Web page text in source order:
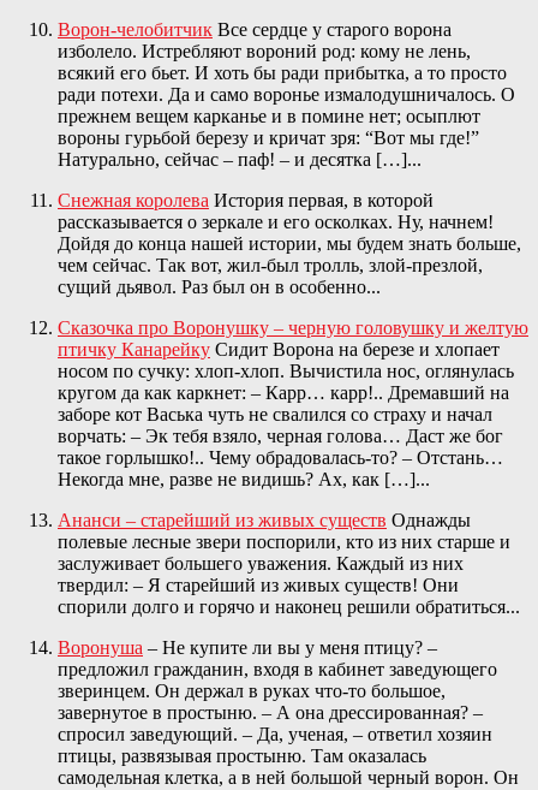
Ворон-челобитчик Все сердце у старого ворона
изболело. Истребляют вороний род: кому не лень,
всякий его бьет. И хоть бы ради прибытка, а то просто
ради потехи. Да и само воронье измалодушничалось. О
прежнем вещем карканье и в помине нет; осыплют
вороны гурьбой березу и кричат зря: “Вот мы где!”
Натурально, сейчас – паф! – и десятка […]...
Снежная королева История первая, в которой
рассказывается о зеркале и его осколках. Ну, начнем!
Дойдя до конца нашей истории, мы будем знать больше,
чем сейчас. Так вот, жил-был тролль, злой-презлой,
сущий дьявол. Раз был он в особенно...
Сказочка про Воронушку – черную головушку и желтую
птичку Канарейку Сидит Ворона на березе и хлопает
носом по сучку: хлоп-хлоп. Вычистила нос, оглянулась
кругом да как каркнет: – Карр… карр!.. Дремавший на
заборе кот Васька чуть не свалился со страху и начал
ворчать: – Эк тебя взяло, черная голова… Даст же бог
такое горлышко!.. Чему обрадовалась-то? – Отстань…
Некогда мне, разве не видишь? Ах, как […]...
Ананси – старейший из живых существ Однажды
полевые лесные звери поспорили, кто из них старше и
заслуживает большего уважения. Каждый из них
твердил: – Я старейший из живых существ! Они
спорили долго и горячо и наконец решили обратиться...
Воронуша – Не купите ли вы у меня птицу? –
предложил гражданин, входя в кабинет заведующего
зверинцем. Он держал в руках что-то большое,
завернутое в простыню. – А она дрессированная? –
спросил заведующий. – Да, ученая, – ответил хозяин
птицы, развязывая простыню. Там оказалась
самодельная клетка, а в ней большой черный ворон. Он